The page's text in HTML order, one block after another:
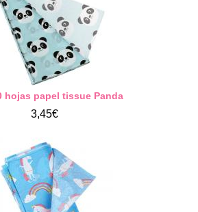
hojas papel tissue Panda
3,45€